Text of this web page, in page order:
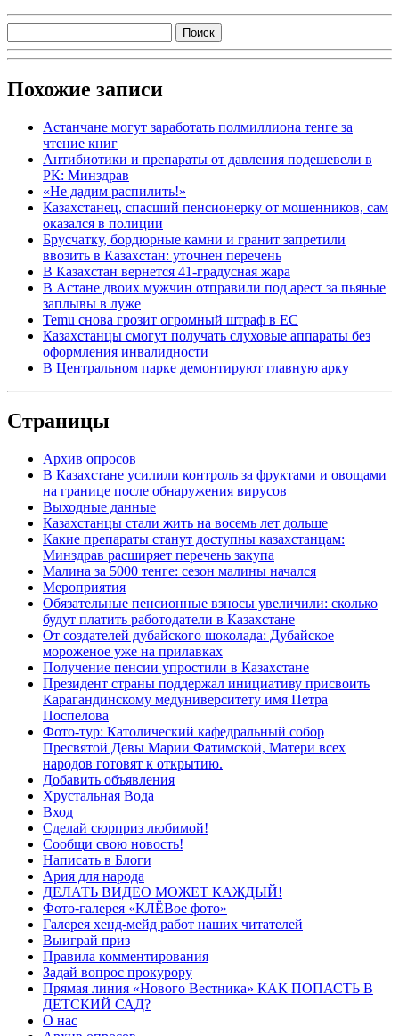
Похожие записи
Астанчане могут заработать полмиллиона тенге за
чтение книг
Антибиотики и препараты от давления подешевели в
РК: Минздрав
«Не дадим распилить!»
Казахстанец, спасший пенсионерку от мошенников, сам
оказался в полиции
Брусчатку, бордюрные камни и гранит запретили
ввозить в Казахстан: уточнен перечень
В Казахстан вернется 41-градусная жара
В Астане двоих мужчин отправили под арест за пьяные
заплывы в луже
Temu снова грозит огромный штраф в ЕС
Казахстанцы смогут получать слуховые аппараты без
оформления инвалидности
В Центральном парке демонтируют главную арку
Страницы
Архив опросов
В Казахстане усилили контроль за фруктами и овощами
на границе после обнаружения вирусов
Выходные данные
Казахстанцы стали жить на восемь лет дольше
Какие препараты станут доступны казахстанцам:
Минздрав расширяет перечень закупа
Малина за 5000 тенге: сезон малины начался
Мероприятия
Обязательные пенсионные взносы увеличили: сколько
будут платить работодатели в Казахстане
От создателей дубайского шоколада: Дубайское
мороженое уже на прилавках
Получение пенсии упростили в Казахстане
Президент страны поддержал инициативу присвоить
Карагандинскому медуниверситету имя Петра
Поспелова
Фото-тур: Католический кафедральный собор
Пресвятой Девы Марии Фатимской, Матери всех
народов готовят к открытию.
Добавить объявления
Хрустальная Вода
Вход
Сделай сюрприз любимой!
Сообщи свою новость!
Написать в Блоги
Ария для народа
ДЕЛАТЬ ВИДЕО МОЖЕТ КАЖДЫЙ!
Фото-галерея «КЛЁВое фото»
Галерея хенд-мейд работ наших читателей
Выиграй приз
Правила комментирования
Задай вопрос прокурору
Прямая линия «Нового Вестника» КАК ПОПАСТЬ В
ДЕТСКИЙ САД?
О нас